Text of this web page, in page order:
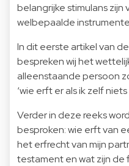
belangrijke stimulans zijn
welbepaalde
In dit eerste artikel van
bespreken wij het
alleenstaande persoon
‘wie erft er als ik zelf
Verder in deze reeks
besproken: wie erft van
het erfrecht van mijn
testament en wat zijn de